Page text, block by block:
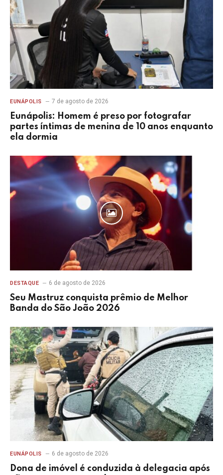
DESTAQUE 8 de agosto de 2026
Mary Tentação lança novo CD “Bar da
EUNÁPOLIS 7 de agosto de 2026
Eunápolis: Homem é preso por fotografar
ela dormia